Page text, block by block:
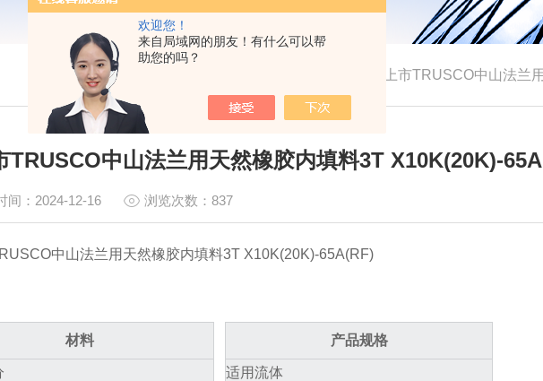
欢迎您！
来自局域网的朋友！有什么可以帮
助您的吗？
新上市TRUSCO中山法兰
TRUSCO中山法兰用天然橡胶内填料3T X10K(20K)-
间：2024-12-16 浏览次数：837
中山法兰用天然橡胶内填料3T X10K(20K)-65A(RF)
材料 产品规格
适用流体